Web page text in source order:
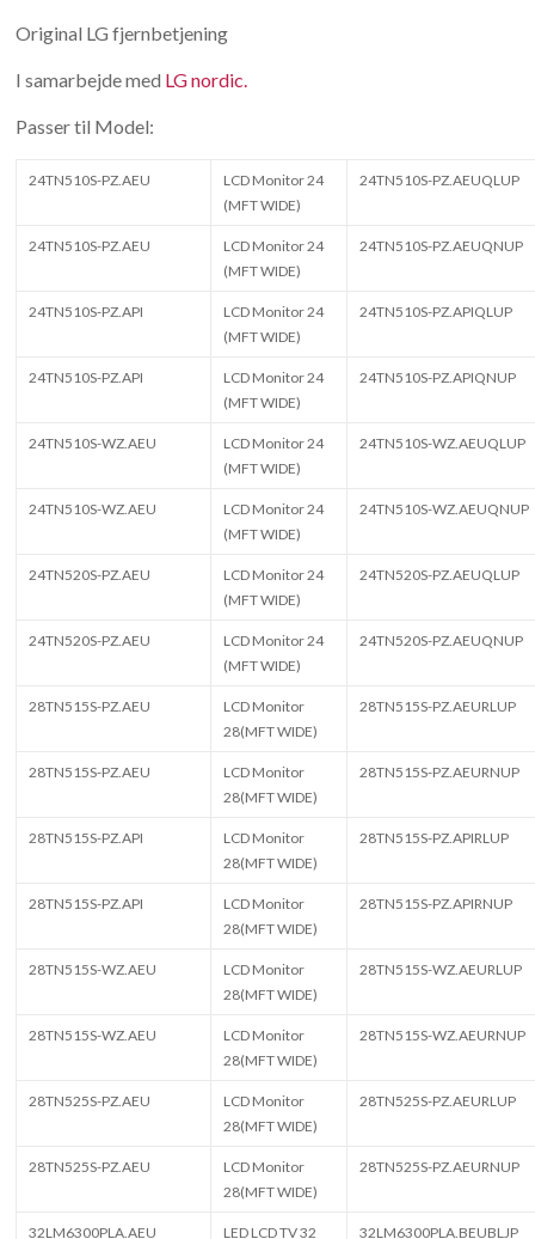
Original LG fjernbetjening
I samarbejde med LG nordic.
Passer til Model:
24TN510S-PZ.AEU
LCD Monitor 24
(MFT WIDE)
24TN510S-PZ.AEUQLUP
24TN510S-PZ.AEU
LCD Monitor 24
(MFT WIDE)
24TN510S-PZ.AEUQNUP
24TN510S-PZ.API
LCD Monitor 24
(MFT WIDE)
24TN510S-PZ.APIQLUP
24TN510S-PZ.API
LCD Monitor 24
(MFT WIDE)
24TN510S-PZ.APIQNUP
24TN510S-WZ.AEU
LCD Monitor 24
(MFT WIDE)
24TN510S-WZ.AEUQLUP
24TN510S-WZ.AEU
LCD Monitor 24
(MFT WIDE)
24TN510S-WZ.AEUQNUP
24TN520S-PZ.AEU
LCD Monitor 24
(MFT WIDE)
24TN520S-PZ.AEUQLUP
24TN520S-PZ.AEU
LCD Monitor 24
(MFT WIDE)
24TN520S-PZ.AEUQNUP
28TN515S-PZ.AEU
LCD Monitor
28(MFT WIDE)
28TN515S-PZ.AEURLUP
28TN515S-PZ.AEU
LCD Monitor
28(MFT WIDE)
28TN515S-PZ.AEURNUP
28TN515S-PZ.API
LCD Monitor
28(MFT WIDE)
28TN515S-PZ.APIRLUP
28TN515S-PZ.API
LCD Monitor
28(MFT WIDE)
28TN515S-PZ.APIRNUP
28TN515S-WZ.AEU
LCD Monitor
28(MFT WIDE)
28TN515S-WZ.AEURLUP
28TN515S-WZ.AEU
LCD Monitor
28(MFT WIDE)
28TN515S-WZ.AEURNUP
28TN525S-PZ.AEU
LCD Monitor
28(MFT WIDE)
28TN525S-PZ.AEURLUP
28TN525S-PZ.AEU
LCD Monitor
28(MFT WIDE)
28TN525S-PZ.AEURNUP
32LM6300PLA.AEU LED LCD TV 32 32LM6300PLA.BEUBLJP